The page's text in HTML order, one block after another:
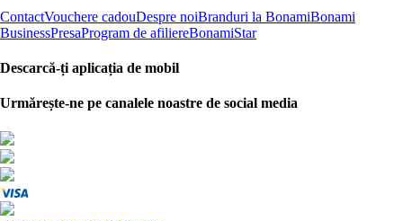
ContactVouchere cadouDespre noiBranduri la BonamiBonami
BusinessPresaProgram de afiliereBonamiStar
Descarcă-ți aplicația de mobil
Urmărește-ne pe canalele noastre de social media